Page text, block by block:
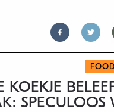
KOEKJE
SPECULOOS